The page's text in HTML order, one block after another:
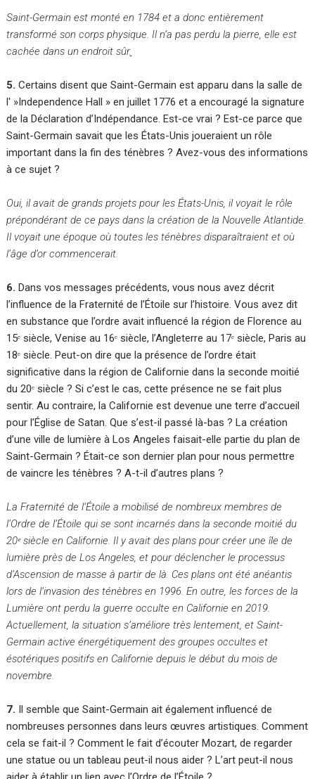
Saint-Germain est monté en 1784 et a donc entièrement
transformé son corps physique. Il n’a pas perdu la pierre, elle est
cachée dans un endroit sûr.
5. Certains disent que Saint-Germain est apparu dans la salle de
l' »Independence Hall » en juillet 1776 et a encouragé la signature
de la Déclaration d’Indépendance. Est-ce vrai ? Est-ce parce que
Saint-Germain savait que les États-Unis joueraient un rôle
important dans la fin des ténèbres ? Avez-vous des informations
à ce sujet ?
Oui, il avait de grands projets pour les États-Unis, il voyait le rôle
prépondérant de ce pays dans la création de la Nouvelle Atlantide.
Il voyait une époque où toutes les ténèbres disparaîtraient et où
l’âge d’or commencerait.
6. Dans vos messages précédents, vous nous avez décrit
l’influence de la Fraternité de l’Étoile sur l’histoire. Vous avez dit
en substance que l’ordre avait influencé la région de Florence au
15ᵉ siècle, Venise au 16ᵉ siècle, l’Angleterre au 17ᵉ siècle, Paris au
18ᵉ siècle. Peut-on dire que la présence de l’ordre était
significative dans la région de Californie dans la seconde moitié
du 20ᵉ siècle ? Si c’est le cas, cette présence ne se fait plus
sentir. Au contraire, la Californie est devenue une terre d’accueil
pour l’Église de Satan. Que s’est-il passé là-bas ? La création
d’une ville de lumière à Los Angeles faisait-elle partie du plan de
Saint-Germain ? Était-ce son dernier plan pour nous permettre
de vaincre les ténèbres ? A-t-il d’autres plans ?
La Fraternité de l’Étoile a mobilisé de nombreux membres de
l’Ordre de l’Étoile qui se sont incarnés dans la seconde moitié du
20ᵉ siècle en Californie. Il y avait des plans pour créer une île de
lumière près de Los Angeles, et pour déclencher le processus
d’Ascension de masse à partir de là. Ces plans ont été anéantis
lors de l’invasion des ténèbres en 1996. En outre, les forces de la
Lumière ont perdu la guerre occulte en Californie en 2019.
Actuellement, la situation s’améliore très lentement, et Saint-
Germain active énergétiquement des groupes occultes et
ésotériques positifs en Californie depuis le début du mois de
novembre.
7. Il semble que Saint-Germain ait également influencé de
nombreuses personnes dans leurs œuvres artistiques. Comment
cela se fait-il ? Comment le fait d’écouter Mozart, de regarder
une statue ou un tableau peut-il nous aider ? L’art peut-il nous